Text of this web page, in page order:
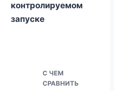
контролируемом
запуске
С ЧЕМ
СРАВНИТЬ